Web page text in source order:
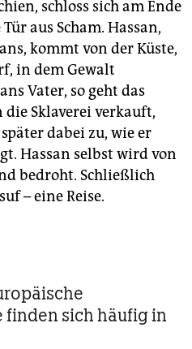
schloss sich am Ende
aus Scham. Hassan,
kommt von der Küste,
in dem Gewalt
Vater, so geht das
Sklaverei verkauft,
dabei zu, wie er
Hassan selbst wird von
bedroht. Schließlich
– eine Reise.
sich häufig in